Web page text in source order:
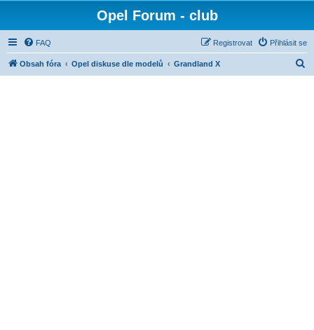
Opel Forum - club
FAQ Přihlásit se
Registrovat
Obsah fóra Opel diskuse dle modelů Grandland X